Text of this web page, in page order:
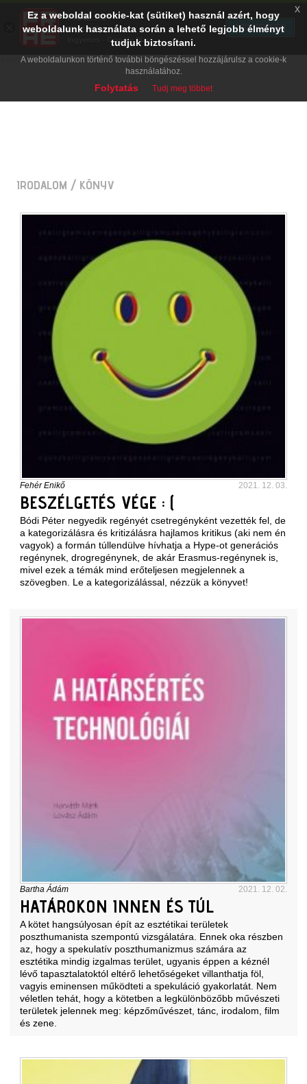
IRODALOM / KÖNYV
Fehér Enikő 2021. 12. 03.
BESZÉLGETÉS VÉGE : (
Bódi Péter negyedik regényét csetregényként vezették fel, de
a kategorizálásra és kritizálásra hajlamos kritikus (aki nem én
vagyok) a formán túllendülve hívhatja a Hype-ot generációs
regénynek, drogregénynek, de akár Erasmus-regénynek is,
mivel ezek a témák mind erőteljesen megjelennek a
szövegben. Le a kategorizálással, nézzük a könyvet!
Bartha Ádám 2021. 12. 02.
HATÁROKON INNEN ÉS TÚL
A kötet hangsúlyosan épít az esztétikai területek
poszthumanista szempontú vizsgálatára. Ennek oka részben
az, hogy a spekulatív poszthumanizmus számára az
esztétika mindig izgalmas terület, ugyanis éppen a kéznél
lévő tapasztalatoktól eltérő lehetőségeket villanthatja föl,
vagyis eminensen működteti a spekuláció gyakorlatát. Nem
véletlen tehát, hogy a kötetben a legkülönbözőbb művészeti
területek jelennek meg: képzőművészet, tánc, irodalom, film
és zene.
Ez a weboldal cookie-kat (sütiket) használ azért, hogy
weboldalunk használata során a lehető legjobb élményt
tudjuk biztosítani.
A weboldalunkon történő további böngészéssel hozzájárulsz a cookie-k
használatához.
Folytatás Tudj meg többet
x
PRAE.HU
Digital Evolution
Ingyenes - Google Play
TELEPÍTÉS